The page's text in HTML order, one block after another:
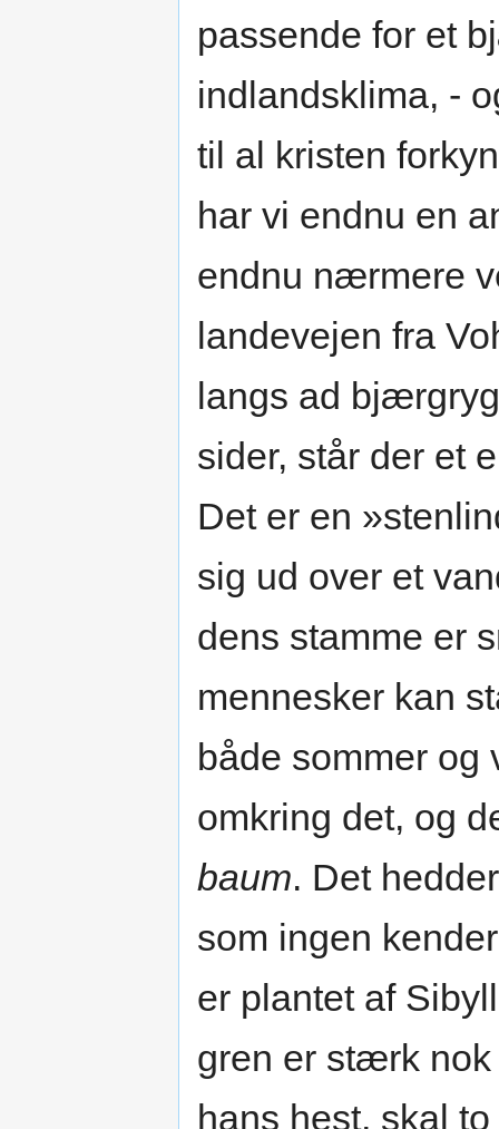
passende for et
indlandsklima, -
til al kristen
har vi endnu en
endnu nærmere
landevejen fra
langs ad
sider, står der et
Det er en
sig ud over et
dens stamme er
mennesker kan
både sommer
omkring det, og
baum. Det
som ingen
er plantet af
gren er stærk
hans hest, skal